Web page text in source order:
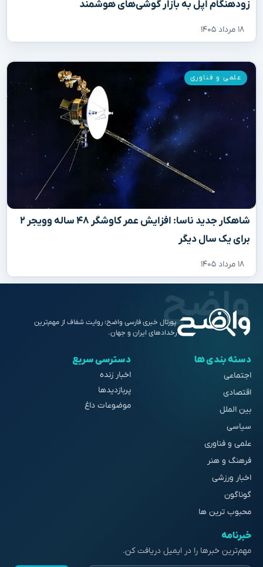
زودهنگام اپل به بازار گوشی‌های هوشمند
۱۸ مرداد ۱۴۰۵
شاهکار جدید ناسا: افزایش عمر کاوشگر ۴۸ ساله وویجر ۲
برای یک سال دیگر
۱۸ مرداد ۱۴۰۵
علمی و فناوری
پورتال خبری فارسی واضح؛ روایت شفاف از مهم‌ترین
رخدادهای ایران و جهان.
دسته بندی ها
اجتماعی
اقتصادی
بین الملل
سیاسی
علمی و فناوری
فرهنگ و هنر
اخبار ورزشی
گوناگون
محبوب ترین ها
دسترسی سریع
اخبار زنده
پربازدیدها
موضوعات داغ
خبرنامه
مهم‌ترین خبرها را در ایمیل دریافت کن.